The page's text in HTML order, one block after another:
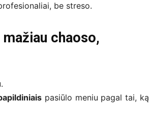
be streso.
chaoso,
pasiūlo meniu pagal tai, ką